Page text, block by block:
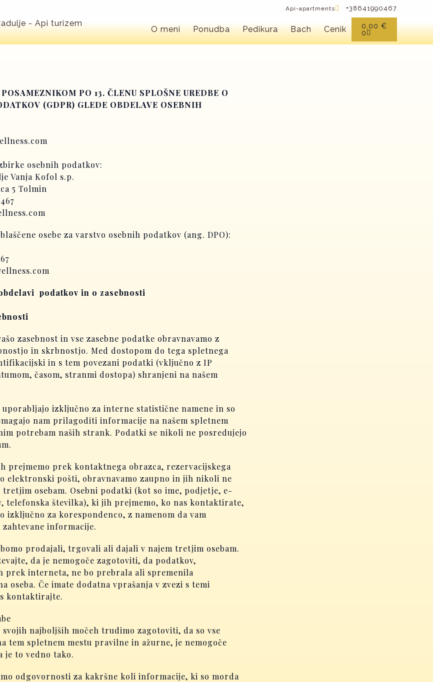
Api-apartments +38641990467
O meni Ponudba Pedikura Bach Cenik 0,00 €
0
PO 13. ČLENU SPLOŠNE UREDBE O
(GDPR) GLEDE OBDELAVE OSEBNIH
osebnih podatkov:
Vanja Kofol s.p.
5 Tolmin
osebe za varstvo osebnih podatkov (ang. DPO):
podatkov in o zasebnosti
zasebnost in vse zasebne podatke obravnavamo z
in skrbnostjo. Med dostopom do tega spletnega
in s tem povezani podatki (vključno z IP
časom, stranmi dostopa) shranjeni na našem
izključno za interne statistične namene in so
nam prilagoditi informacije na našem spletnem
potrebam naših strank. Podatki se nikoli ne posredujejo
prejmemo prek kontaktnega obrazca, rezervacijskega
elektronski pošti, obravnavamo zaupno in jih nikoli ne
tretjim osebam. Osebni podatki (kot so ime, podjetje, e-
telefonska številka), ki jih prejmemo, ko nas kontaktirate,
izključno za korespondenco, z namenom da vam
zahtevane informacije.
prodajali, trgovali ali dajali v najem tretjim osebam.
da je nemogoče zagotoviti, da podatkov,
prek interneta, ne bo prebrala ali spremenila
oseba. Če imate dodatna vprašanja v zvezi s temi
kontaktirajte.
svojih najboljših močeh trudimo zagotoviti, da so vse
tem spletnem mestu pravilne in ažurne, je nemogoče
je to vedno tako.
odgovornosti za kakršne koli informacije, ki so morda